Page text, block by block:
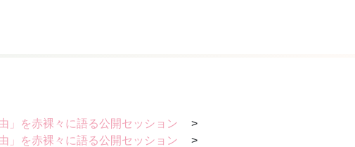
」を赤裸々に語る公開セッション
>
」を赤裸々に語る公開セッション
>